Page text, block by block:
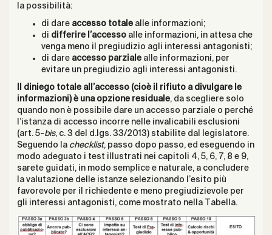
la possibilità:
di dare accesso totalealle informazioni;
di differire l’accesso alle informazioni, in attesa che
venga meno il pregiudizio agli interessi antagonisti;
di dare accesso parzialealle informazioni, per
evitare un pregiudizio agli interessi antagonisti.
Il diniego totale all’accesso (cioè il rifiuto a divulgare le
informazioni) è una opzione residuale, da scegliere solo
quando non è possibile dare un accesso parziale o perché
l’istanza di accesso incorre nelle invalicabili esclusioni
(art. 5-bis, c. 3 del d.lgs. 33/2013) stabilite dal legislatore.
Seguendo la checklist, passo dopo passo, ed eseguendo in
modo adeguato i test illustrati nei capitoli 4, 5, 6, 7, 8 e 9,
sarete guidati, in modo semplice e naturale, a concludere
la valutazione delle istanze selezionando l’esito più
favorevole per il richiedente e meno pregiudizievole per
gli interessi antagonisti, come mostrato nella Tabella.